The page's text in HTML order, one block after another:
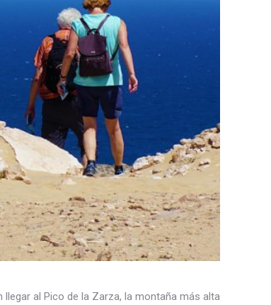
al Pico de la Zarza, la montaña más alta